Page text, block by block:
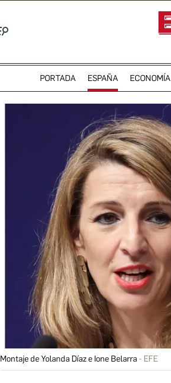
PORTADA ESPAÑA ECONOMÍA
Montaje de Yolanda Díaz e Ione Belarra EFE